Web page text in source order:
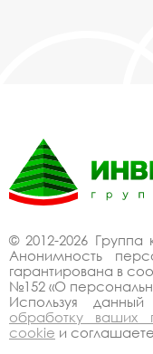
© 2012-2026 Группа
Анонимность
гарантирована в
№152 «О
Используя
обработку ваших
cookie и